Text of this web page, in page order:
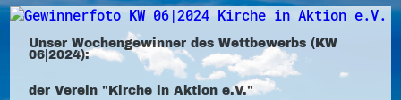
Unser Wochengewinner des Wettbewerbs (KW
06|2024):
der Verein "Kirche in Aktion e.V."